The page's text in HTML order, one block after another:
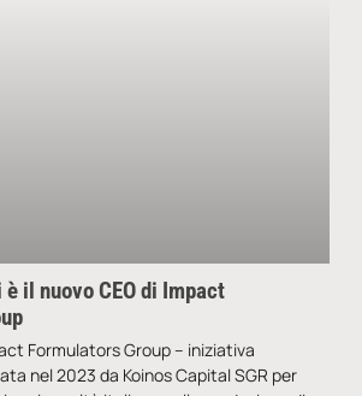
il nuovo CEO di Impact
Formulators Group – iniziativa
nel 2023 da Koinos Capital SGR per